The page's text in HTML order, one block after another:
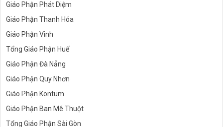
Giáo Phận Phát Diệm
Giáo Phận Thanh Hóa
Giáo Phận Vinh
Tổng Giáo Phận Huế
Giáo Phận Đà Nẵng
Giáo Phận Quy Nhơn
Giáo Phận Kontum
Giáo Phận Ban Mê Thuột
Tổng Giáo Phận Sài Gòn